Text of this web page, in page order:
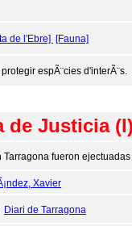
de l'Ebre] [Fauna]
protegir espÃ¨cies d'interÃ¨s.
de Justicia
Tarragona fueron
Xavier
Diari de Tarragona